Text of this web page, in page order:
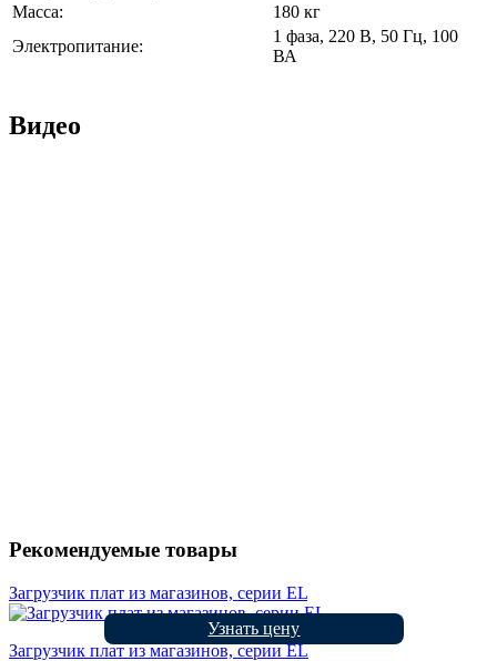
Масса:
180 кг
Электропитание:
1 фаза, 220 В, 50 Гц, 100
ВА
Видео
Рекомендуемые товары
Загрузчик плат из магазинов, серии EL
Загрузчик плат из магазинов, серии EL
Узнать цену